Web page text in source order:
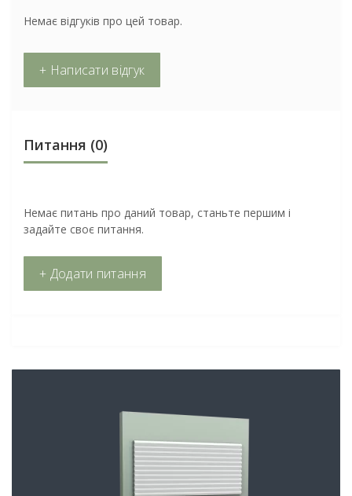
Немає відгуків про цей товар.
+ Написати відгук
Питання (0)
Немає питань про даний товар, станьте першим і
задайте своє питання.
+ Додати питання